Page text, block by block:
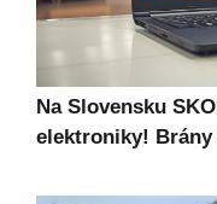
Na Slovensku
elektroniky!